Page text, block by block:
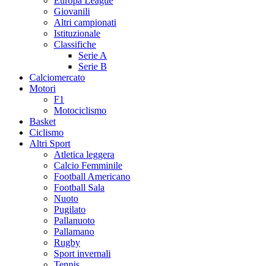
Giovanili
Altri campionati
Istituzionale
Classifiche
Serie A
Serie B
Calciomercato
Motori
F1
Motociclismo
Basket
Ciclismo
Altri Sport
Atletica leggera
Calcio Femminile
Football Americano
Football Sala
Nuoto
Pugilato
Pallanuoto
Pallamano
Rugby
Sport invernali